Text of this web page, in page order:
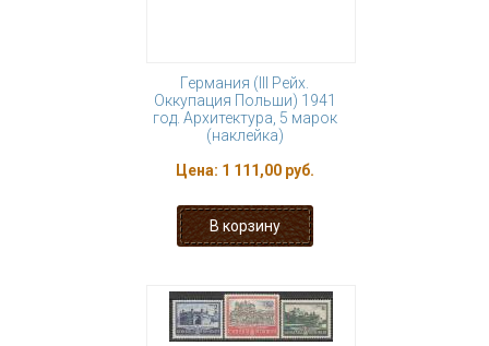
Германия (III Рейх.
Оккупация Польши) 1941
год. Архитектура, 5 марок
(наклейка)
Цена: 1 111,00 руб.